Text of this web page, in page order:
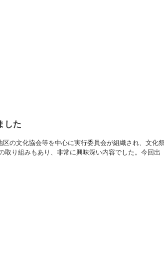
した
の文化協会等を中心に実行委員会が組織され、文化
り組みもあり、非常に興味深い内容でした。今回出